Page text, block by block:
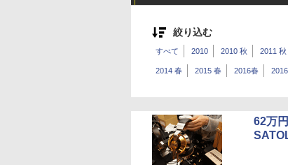
絞り込む
すべて 2010 2010 秋 2011 秋
2014 春 2015 春 2016春
62万